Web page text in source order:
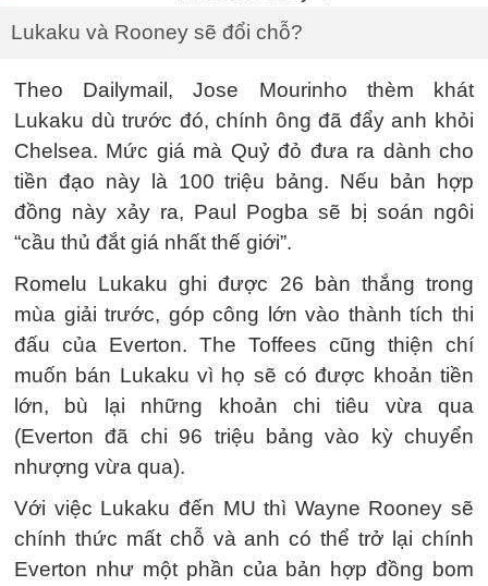
Lukaku và Rooney sẽ đổi chỗ?
Theo Dailymail, Jose Mourinho thèm khát
Lukaku dù trước đó, chính ông đã đẩy anh khỏi
Chelsea. Mức giá mà Quỷ đỏ đưa ra dành cho
tiền đạo này là 100 triệu bảng. Nếu bản hợp
đồng này xảy ra, Paul Pogba sẽ bị soán ngôi
“cầu thủ đắt giá nhất thế giới”.
Romelu Lukaku ghi được 26 bàn thắng trong
mùa giải trước, góp công lớn vào thành tích thi
đấu của Everton. The Toffees cũng thiện chí
muốn bán Lukaku vì họ sẽ có được khoản tiền
lớn, bù lại những khoản chi tiêu vừa qua
(Everton đã chi 96 triệu bảng vào kỳ chuyển
nhượng vừa qua).
Với việc Lukaku đến MU thì Wayne Rooney sẽ
chính thức mất chỗ và anh có thể trở lại chính
Everton như một phần của bản hợp đồng bom